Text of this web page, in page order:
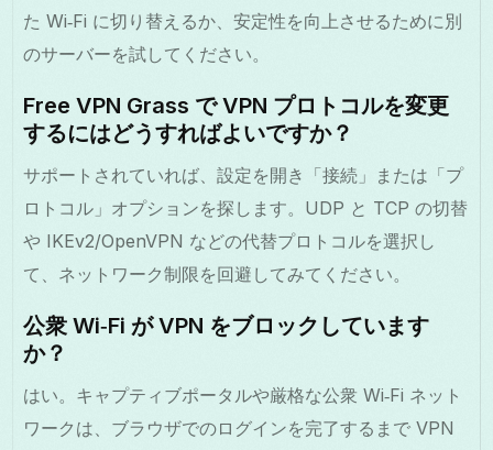
た Wi‑Fi に切り替えるか、安定性を向上させるために別
のサーバーを試してください。
Free VPN Grass で VPN プロトコルを変更
するにはどうすればよいですか？
サポートされていれば、設定を開き「接続」または「プ
ロトコル」オプションを探します。UDP と TCP の切替
や IKEv2/OpenVPN などの代替プロトコルを選択し
て、ネットワーク制限を回避してみてください。
公衆 Wi‑Fi が VPN をブロックしています
か？
はい。キャプティブポータルや厳格な公衆 Wi‑Fi ネット
ワークは、ブラウザでのログインを完了するまで VPN